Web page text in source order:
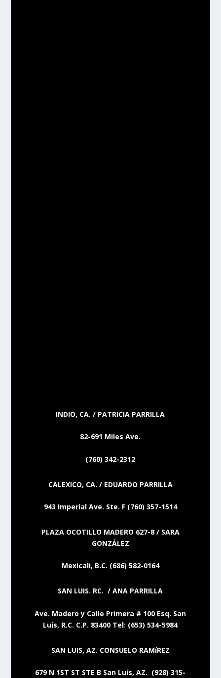
INDIO, CA. / PATRICIA PARRILLA
82-691 Miles Ave.
(760) 342-2312
CALEXICO, CA. / EDUARDO PARRILLA
943 Imperial Ave. Ste. F (760) 357-1514
PLAZA OCOTILLO MADERO 627-8 / SARA
GONZÁLEZ
Mexicali, B.C. (686) 582-0164
SAN LUIS. RC. / ANA PARRILLA
Ave. Madero y Calle Primera # 100 Esq. San
Luis, R.C. C.P. 83400 Tel: (653) 534-5984
SAN LUIS, AZ. CONSUELO RAMíREZ
679 N 1ST ST STE B San Luis, AZ. (928) 315-